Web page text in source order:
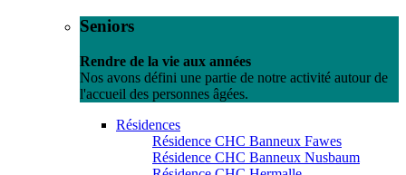
Seniors
Rendre de la vie aux années
Nos avons défini une partie de notre activité autour de
l'accueil des personnes âgées.
Résidences
Résidence CHC Banneux Fawes
Résidence CHC Banneux Nusbaum